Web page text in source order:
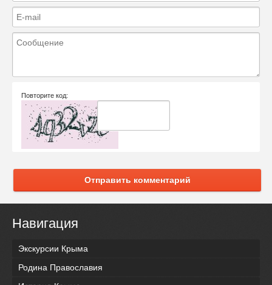
Повторите код:
Отправить комментарий
Навигация
Экскурсии Крыма
Родина Православия